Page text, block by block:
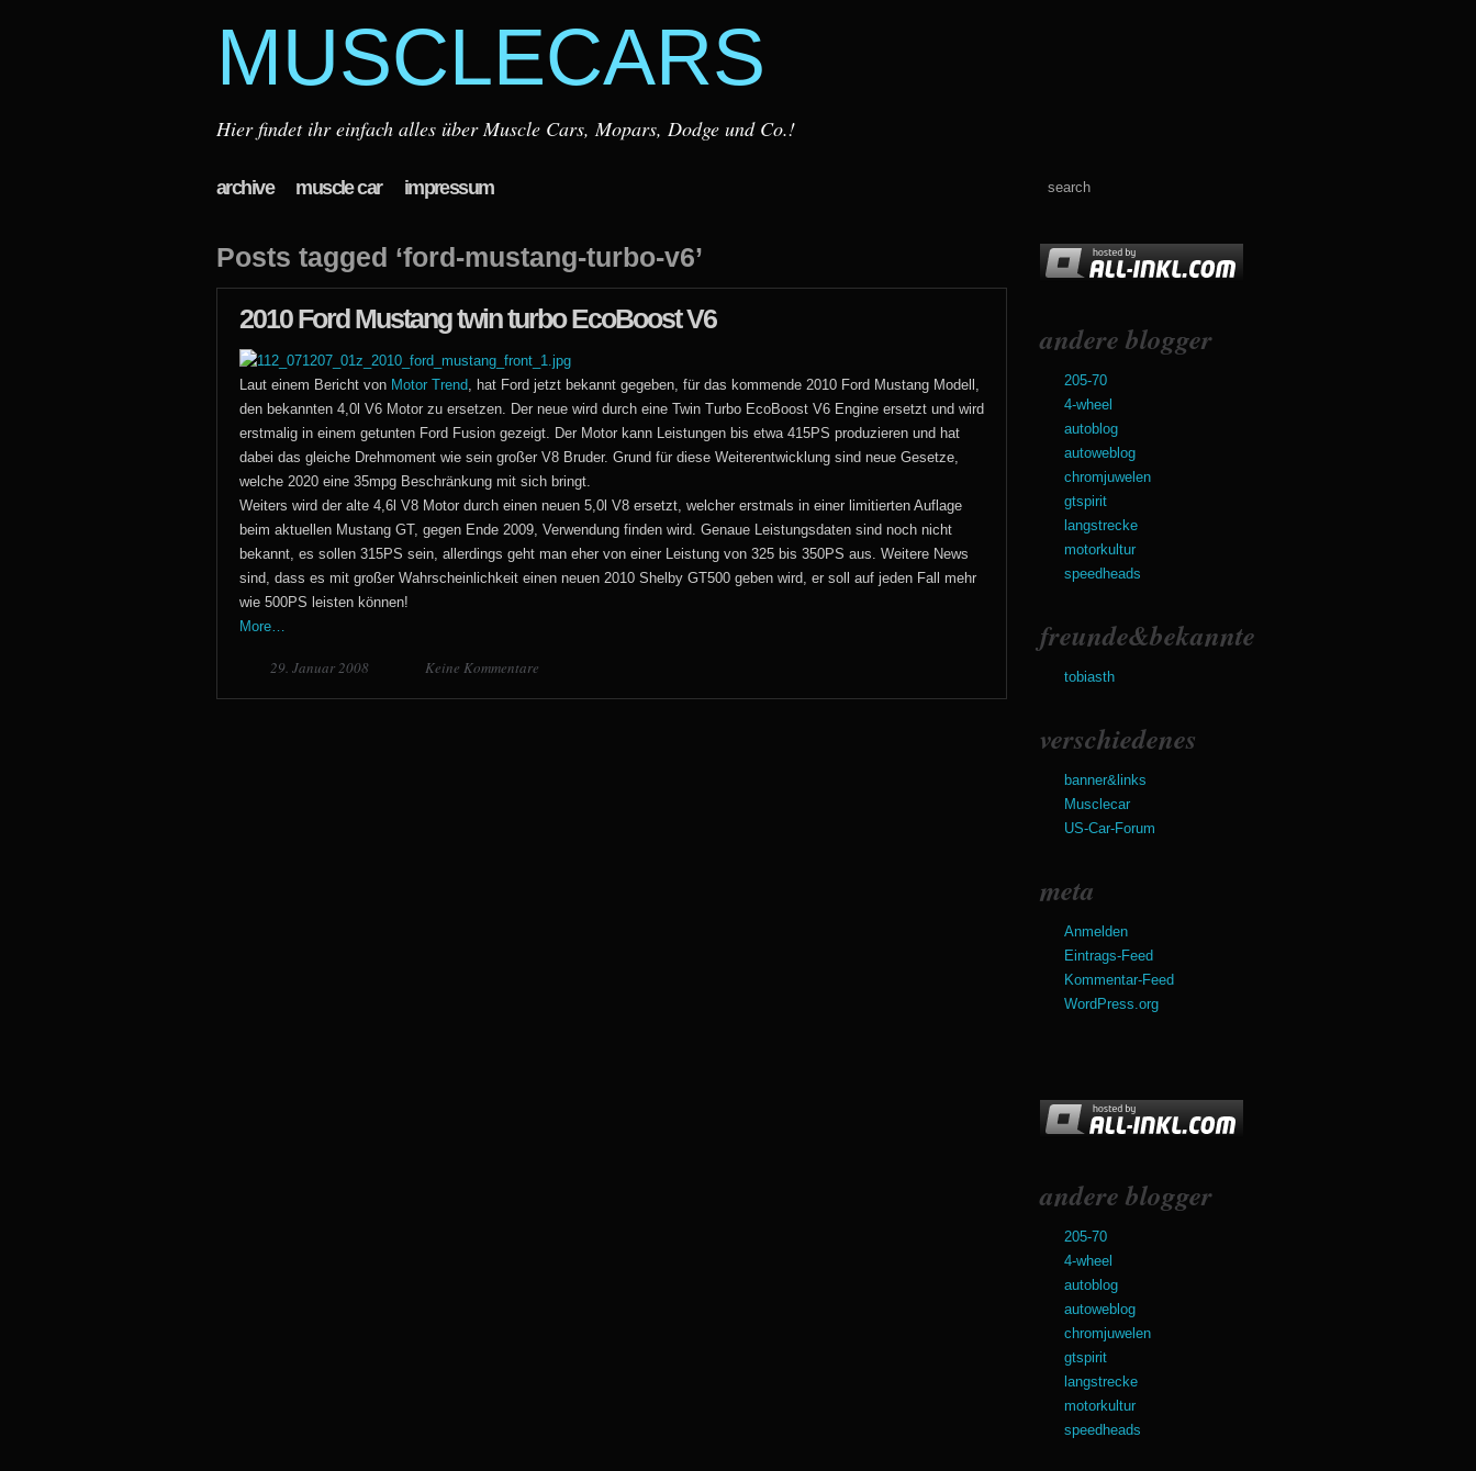
MUSCLECARS
Hier findet ihr einfach alles über Muscle Cars, Mopars, Dodge und Co.!
archive muscle car impressum
andere blogger
205-70
4-wheel
autoblog
autoweblog
chromjuwelen
gtspirit
langstrecke
motorkultur
speedheads
freunde&bekannte
tobiasth
verschiedenes
banner&links
Musclecar
US-Car-Forum
meta
Anmelden
Eintrags-Feed
Kommentar-Feed
WordPress.org
andere blogger
205-70
4-wheel
autoblog
autoweblog
chromjuwelen
gtspirit
langstrecke
motorkultur
speedheads
Posts tagged ‘ford-mustang-turbo-v6’
2010 Ford Mustang twin turbo EcoBoost V6
Laut einem Bericht von Motor Trend, hat Ford jetzt bekannt gegeben, für das kommende 2010 Ford Mustang Modell,
den bekannten 4,0l V6 Motor zu ersetzen. Der neue wird durch eine Twin Turbo EcoBoost V6 Engine ersetzt und wird
erstmalig in einem getunten Ford Fusion gezeigt. Der Motor kann Leistungen bis etwa 415PS produzieren und hat
dabei das gleiche Drehmoment wie sein großer V8 Bruder. Grund für diese Weiterentwicklung sind neue Gesetze,
welche 2020 eine 35mpg Beschränkung mit sich bringt.
Weiters wird der alte 4,6l V8 Motor durch einen neuen 5,0l V8 ersetzt, welcher erstmals in einer limitierten Auflage
beim aktuellen Mustang GT, gegen Ende 2009, Verwendung finden wird. Genaue Leistungsdaten sind noch nicht
bekannt, es sollen 315PS sein, allerdings geht man eher von einer Leistung von 325 bis 350PS aus. Weitere News
sind, dass es mit großer Wahrscheinlichkeit einen neuen 2010 Shelby GT500 geben wird, er soll auf jeden Fall mehr
wie 500PS leisten können!
More…
29. Januar 2008 Keine Kommentare